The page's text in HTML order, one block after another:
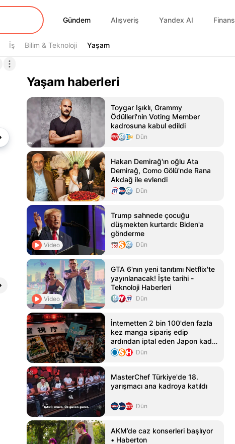
Gündem
Gündem Alışveriş Yandex AI Finans
İş Bilim & Teknoloji Yaşam
Yaşam
kanal46.com5
Yaşam haberleri
Toygar Işıklı, Grammy
Ödülleri'nin Voting Member
kadrosuna kabul edildi
Dün
Hakan Demirağ'ın oğlu Ata
Demirağ, Como Gölü'nde Rana
Akdağ ile evlendi
Dün
Video
Trump sahnede çocuğu
düşmekten kurtardı: Biden'a
gönderme
Dün
Video
GTA 6'nın yeni tanıtımı Netflix'te
yayınlanacak! İşte tarihi -
Teknoloji Haberleri
Dün
İnternetten 2 bin 100'den fazla
kez manga sipariş edip
ardından iptal eden Japon kadın
tutuklandı
Dün
MasterChef Türkiye'de 18.
yarışmacı ana kadroya katıldı
Dün
AKM’de caz konserleri başlıyor
• Haberton